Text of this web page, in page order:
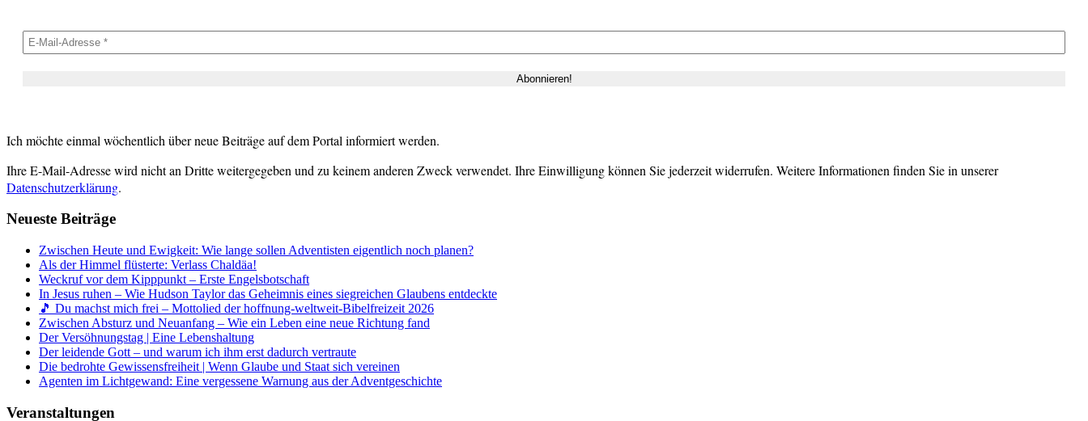
Ich möchte einmal wöchentlich über neue Beiträge auf dem Portal informiert werden.
Ihre E-Mail-Adresse wird nicht an Dritte weitergegeben und zu keinem anderen Zweck verwendet. Ihre Einwilligung können Sie jederzeit widerrufen. Weitere Informationen finden Sie in unserer
Datenschutzerklärung.
Neueste Beiträge
Zwischen Heute und Ewigkeit: Wie lange sollen Adventisten eigentlich noch planen?
Als der Himmel flüsterte: Verlass Chaldäa!
Weckruf vor dem Kipppunkt – Erste Engelsbotschaft
In Jesus ruhen – Wie Hudson Taylor das Geheimnis eines siegreichen Glaubens entdeckte
🎵 Du machst mich frei – Mottolied der hoffnung-weltweit-Bibelfreizeit 2026
Zwischen Absturz und Neuanfang – Wie ein Leben eine neue Richtung fand
Der Versöhnungstag | Eine Lebenshaltung
Der leidende Gott – und warum ich ihm erst dadurch vertraute
Die bedrohte Gewissensfreiheit | Wenn Glaube und Staat sich vereinen
Agenten im Lichtgewand: Eine vergessene Warnung aus der Adventgeschichte
Veranstaltungen